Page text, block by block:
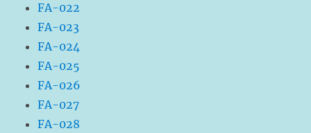
FA-022
FA-023
FA-024
FA-025
FA-026
FA-027
FA-028